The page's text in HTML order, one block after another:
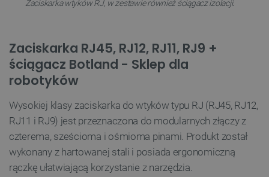
Zaciskarka wtyków RJ, w zestawie również ściągacz izolacji.
Zaciskarka RJ45, RJ12, RJ11, RJ9 +
ściągacz Botland - Sklep dla
robotyków
Wysokiej klasy zaciskarka do wtyków typu RJ (RJ45, RJ12,
RJ11 i RJ9) jest przeznaczona do modularnych złączy z
czterema, sześcioma i ośmioma pinami. Produkt został
wykonany z hartowanej stali i posiada ergonomiczną
rączkę ułatwiającą korzystanie z narzędzia.